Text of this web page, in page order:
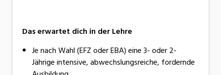
Das erwartet dich in der Lehre
Je nach Wahl (EFZ oder EBA) eine 3- oder 2-
Jährige intensive, abwechslungsreiche, fordernde